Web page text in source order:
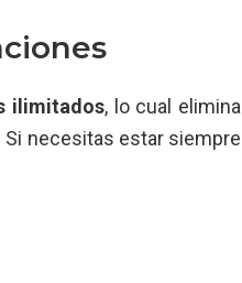
ilimitados, lo cual elimina
Si necesitas estar siempre